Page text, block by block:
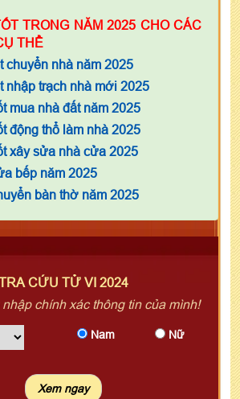
TRONG NĂM 2025 CHO CÁC
THỂ
chuyển nhà năm 2025
nhập trạch nhà mới 2025
mua nhà đất năm 2025
động thổ làm nhà 2025
xây sửa nhà cửa 2025
bếp năm 2025
bàn thờ năm 2025
CỨU TỬ VI 2024
chính xác thông tin của mình!
Nam Nữ